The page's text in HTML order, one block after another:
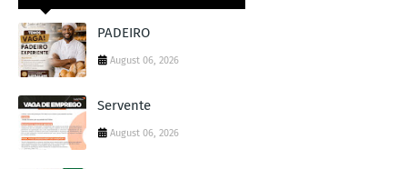
PADEIRO
August 06, 2026
Servente
August 06, 2026